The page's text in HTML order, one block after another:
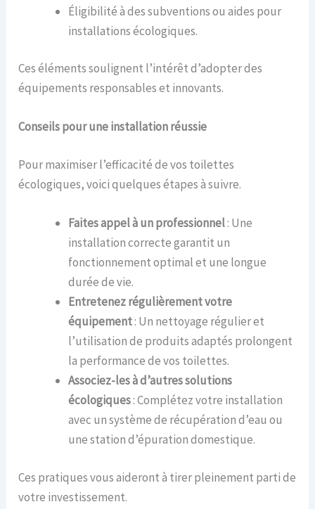
Éligibilité à des subventions ou aides pour
installations écologiques.
Ces éléments soulignent l’intérêt d’adopter des
équipements responsables et innovants.
Conseils pour une installation réussie
Pour maximiser l’efficacité de vos toilettes
écologiques, voici quelques étapes à suivre.
Faites appel à un professionnel: Une
installation correcte garantit un
fonctionnement optimal et une longue
durée de vie.
Entretenez régulièrement votre
équipement: Un nettoyage régulier et
l’utilisation de produits adaptés prolongent
la performance de vos toilettes.
Associez-les à d’autres solutions
écologiques: Complétez votre installation
avec un système de récupération d’eau ou
une station d’épuration domestique.
Ces pratiques vous aideront à tirer pleinement parti de
votre investissement.